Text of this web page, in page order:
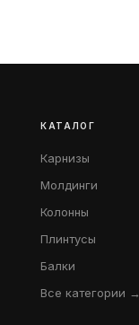
КАТАЛОГ
Карнизы
Молдинги
Колонны
Плинтусы
Балки
Все категории →